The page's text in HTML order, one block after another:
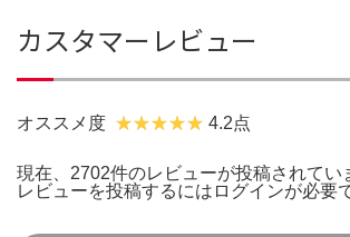
カスタマーレビュー
オススメ度 4.2点
現在、2702件のレビューが投稿されてい
レビューを投稿するには ログインが必要